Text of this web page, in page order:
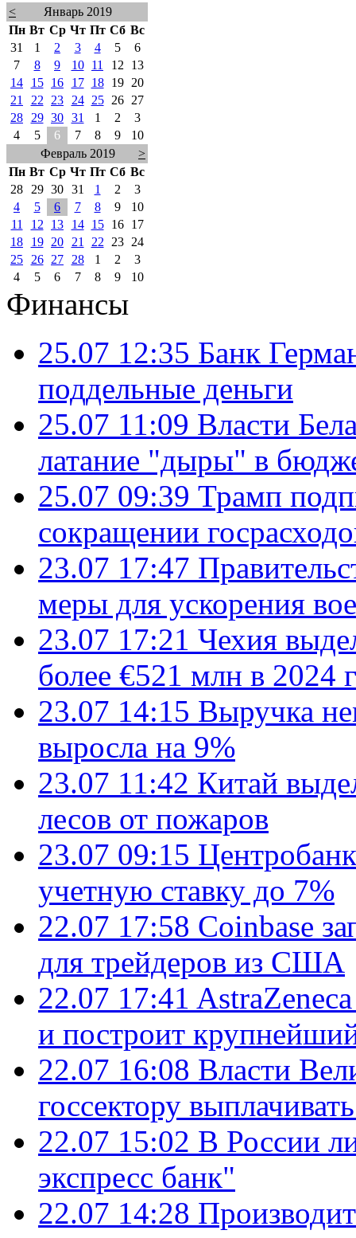
<
Январь 2019
Пн Вт Ср Чт Пт Сб Вс
31
1 2 3 4 5
6
7
8 9 10 11 12
13
14
15 16 17 18 19
20
21
22 23 24 25 26
27
28
29 30 31 1 2
3
4
5 6 7 8 9
10
Февраль 2019
>
Пн Вт Ср Чт Пт Сб Вс
28
29 30 31 1 2
3
4
5 6 7 8 9
10
11
12 13 14 15 16
17
18
19 20 21 22 23
24
25
26 27 28 1 2
3
4
5 6 7 8 9 10
Финансы
25.07 12:35 Банк
поддельные деньги
25.07 11:09 Власти
латание "дыры" в
25.07 09:39 Трамп
сокращении
23.07 17:47
меры для ускорения
23.07 17:21 Чехия
более €521 млн в 2024
23.07 14:15 Выручка
выросла на 9%
23.07 11:42 Китай
лесов от пожаров
23.07 09:15
учетную ставку до 7%
22.07 17:58 Coinbase
для трейдеров из США
22.07 17:41
и построит
22.07 16:08 Власти
госсектору
22.07 15:02 В России
экспресс банк"
22.07 14:28